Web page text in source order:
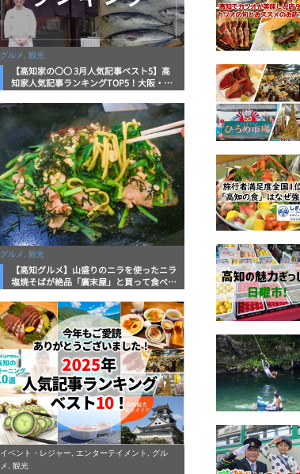
グルメ, 観光
【高知家の〇〇 3月人気記事ベスト5】高
知家人気記事ランキングTOP5！大阪・高
グルメ, 観光
【高知グルメ】山盛りのニラを使ったニラ
塩焼そばが絶品「廣末屋」と買って食べて
イベント・レジャー, エンターテイメント, グル
メ, 観光